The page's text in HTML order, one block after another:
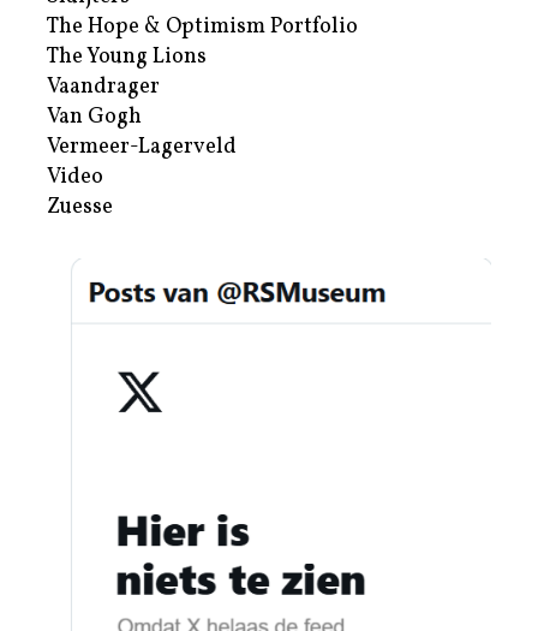
The Hope & Optimism Portfolio
The Young Lions
Vaandrager
Van Gogh
Vermeer-Lagerveld
Video
Zuesse